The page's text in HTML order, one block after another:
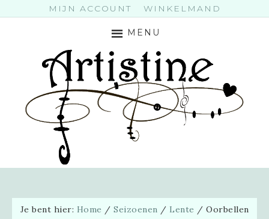
MIJN ACCOUNT WINKELMAND
MENU
Je bent hier: Home / Seizoenen / Lente / Oorbellen